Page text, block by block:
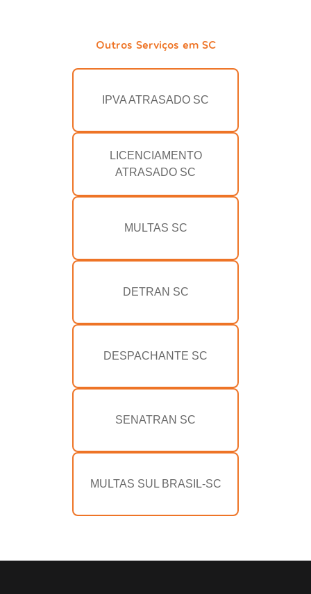
Outros Serviços em SC
IPVA ATRASADO SC
LICENCIAMENTO
ATRASADO SC
MULTAS SC
DETRAN SC
DESPACHANTE SC
SENATRAN SC
MULTAS SUL BRASIL-SC